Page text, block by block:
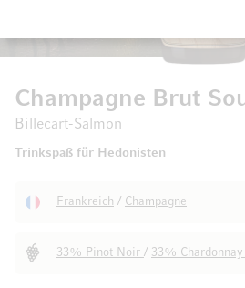
Champagne Brut
Billecart-Salmon
Trinkspaß für Hedonisten
Frankreich / Champagne
33% Pinot Noir / 33% Chardonnay